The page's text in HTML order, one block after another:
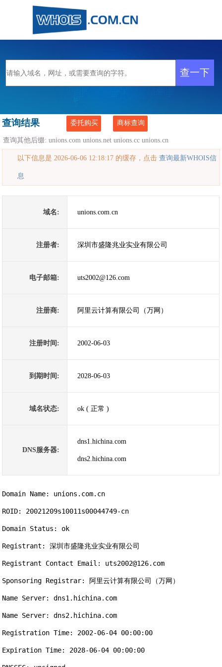
查询结果 委托购买 商标查询
查询其他后缀:unions.com unions.net unions.cc unions.cn
以下信息是 2026-06-06 12:18:17 的缓存，点击查询最新WHOIS信
息
域名: unions.com.cn
注册者: 深圳市盛隆兆业实业有限公司
电子邮箱: uts2002@126.com
注册商: 阿里云计算有限公司（万网）
注册时间: 2002-06-03
到期时间: 2028-06-03
域名状态: ok ( 正常 )
DNS服务器:
dns1.hichina.com
dns2.hichina.com
Domain Name: unions.com.cn
ROID: 20021209s10011s00044749-cn
Domain Status: ok
Registrant: 深圳市盛隆兆业实业有限公司
Registrant Contact Email: uts2002@126.com
Sponsoring Registrar: 阿里云计算有限公司（万网）
Name Server: dns1.hichina.com
Name Server: dns2.hichina.com
Registration Time: 2002-06-04 00:00:00
Expiration Time: 2028-06-04 00:00:00